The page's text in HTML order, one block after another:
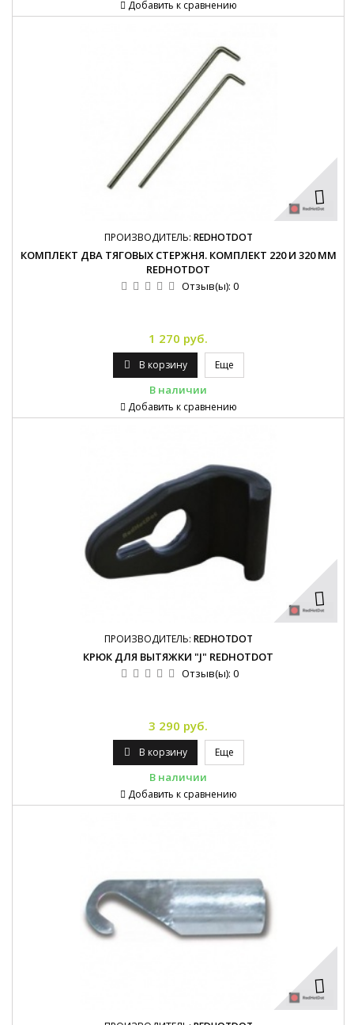
Добавить к сравнению
ПРОИЗВОДИТЕЛЬ: REDHOTDOT
КОМПЛЕКТ ДВА ТЯГОВЫХ СТЕРЖНЯ. КОМПЛЕКТ 220 И 320 ММ
REDHOTDOT
Отзыв(ы): 0
1 270 руб.
В корзину Еще
В наличии
Добавить к сравнению
ПРОИЗВОДИТЕЛЬ: REDHOTDOT
КРЮК ДЛЯ ВЫТЯЖКИ "J" REDHOTDOT
Отзыв(ы): 0
3 290 руб.
В корзину Еще
В наличии
Добавить к сравнению